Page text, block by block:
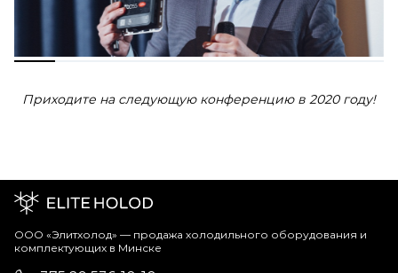
Приходите на следующую конференцию в 2020 году!
ООО «Элитхолод» ― продажа холодильного оборудования и
комплектующих в Минске